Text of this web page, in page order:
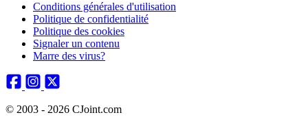
Conditions générales d'utilisation
Politique de confidentialité
Politique des cookies
Signaler un contenu
Marre des virus?
© 2003 - 2026 CJoint.com